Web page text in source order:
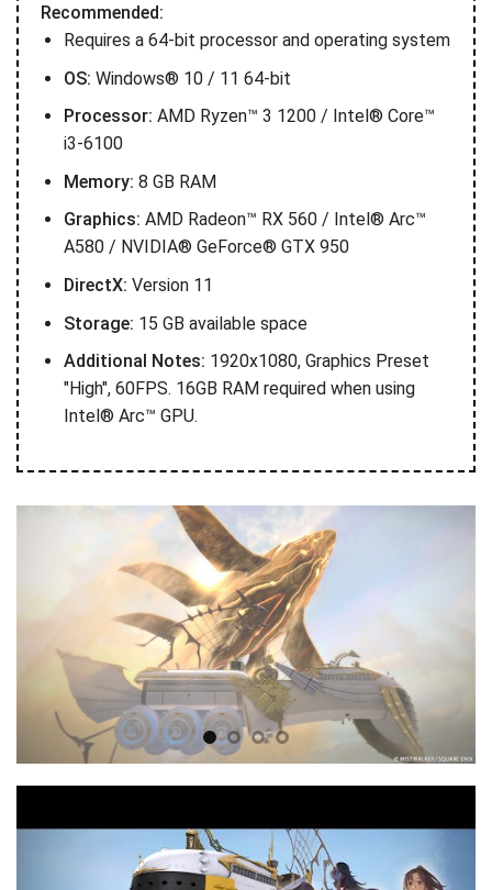
Recommended:
Requires a 64-bit processor and operating system
OS: Windows® 10 / 11 64-bit
Processor: AMD Ryzen™ 3 1200 / Intel® Core™
i3-6100
Memory: 8 GB RAM
Graphics: AMD Radeon™ RX 560 / Intel® Arc™
A580 / NVIDIA® GeForce® GTX 950
DirectX: Version 11
Storage: 15 GB available space
Additional Notes: 1920x1080, Graphics Preset
"High", 60FPS. 16GB RAM required when using
Intel® Arc™ GPU.